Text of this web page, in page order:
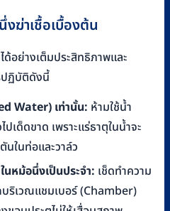
งฆ่าเชื้อเบื้องต้น
ด้อย่างเต็มประสิทธิภาพและ
ปฏิบัติดังนี้
Water) เท่านั้น: ห้ามใช้น้ำ
เด็ดขาด เพราะแร่ธาตุในน้ำจะ
นในท่อและวาล์ว
นหม้อนึ่งเป็นประจำ: เช็ดทำความ
ริเวณแชมเบอร์ (Chamber)